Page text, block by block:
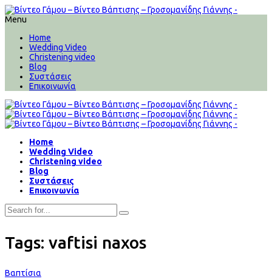
Menu
Home
Wedding Video
Christening video
Blog
Συστάσεις
Επικοινωνία
Home
Wedding Video
Christening video
Blog
Συστάσεις
Επικοινωνία
Tags: vaftisi naxos
Βαπτίσια